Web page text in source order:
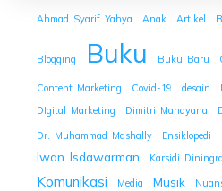
Ahmad Syarif Yahya Anak Artikel
Blogging Buku Buku Baru
Content Marketing Covid-19 desain
DIgital Marketing
Dimitri Mahayana
Dr. Muhammad Mashally
Ensiklopedi
Iwan Isdawarman Karsidi
Komunikasi Media Musik